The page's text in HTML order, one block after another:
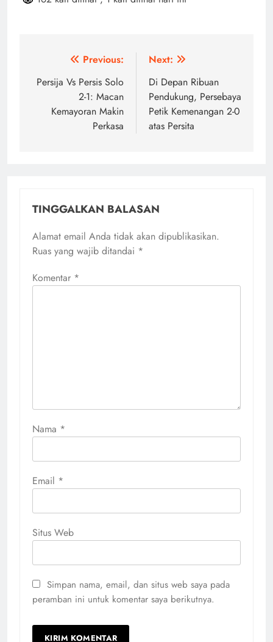
Navigasi
pos
Previous:
Persija Vs Persis Solo
2-1: Macan
Kemayoran Makin
Perkasa
Next:
Di Depan Ribuan
Pendukung, Persebaya
Petik Kemenangan 2-0
atas Persita
TINGGALKAN BALASAN
Alamat email Anda tidak akan dipublikasikan.
Ruas yang wajib ditandai *
Komentar *
Nama *
Email *
Situs Web
Simpan nama, email, dan situs web saya pada
peramban ini untuk komentar saya berikutnya.